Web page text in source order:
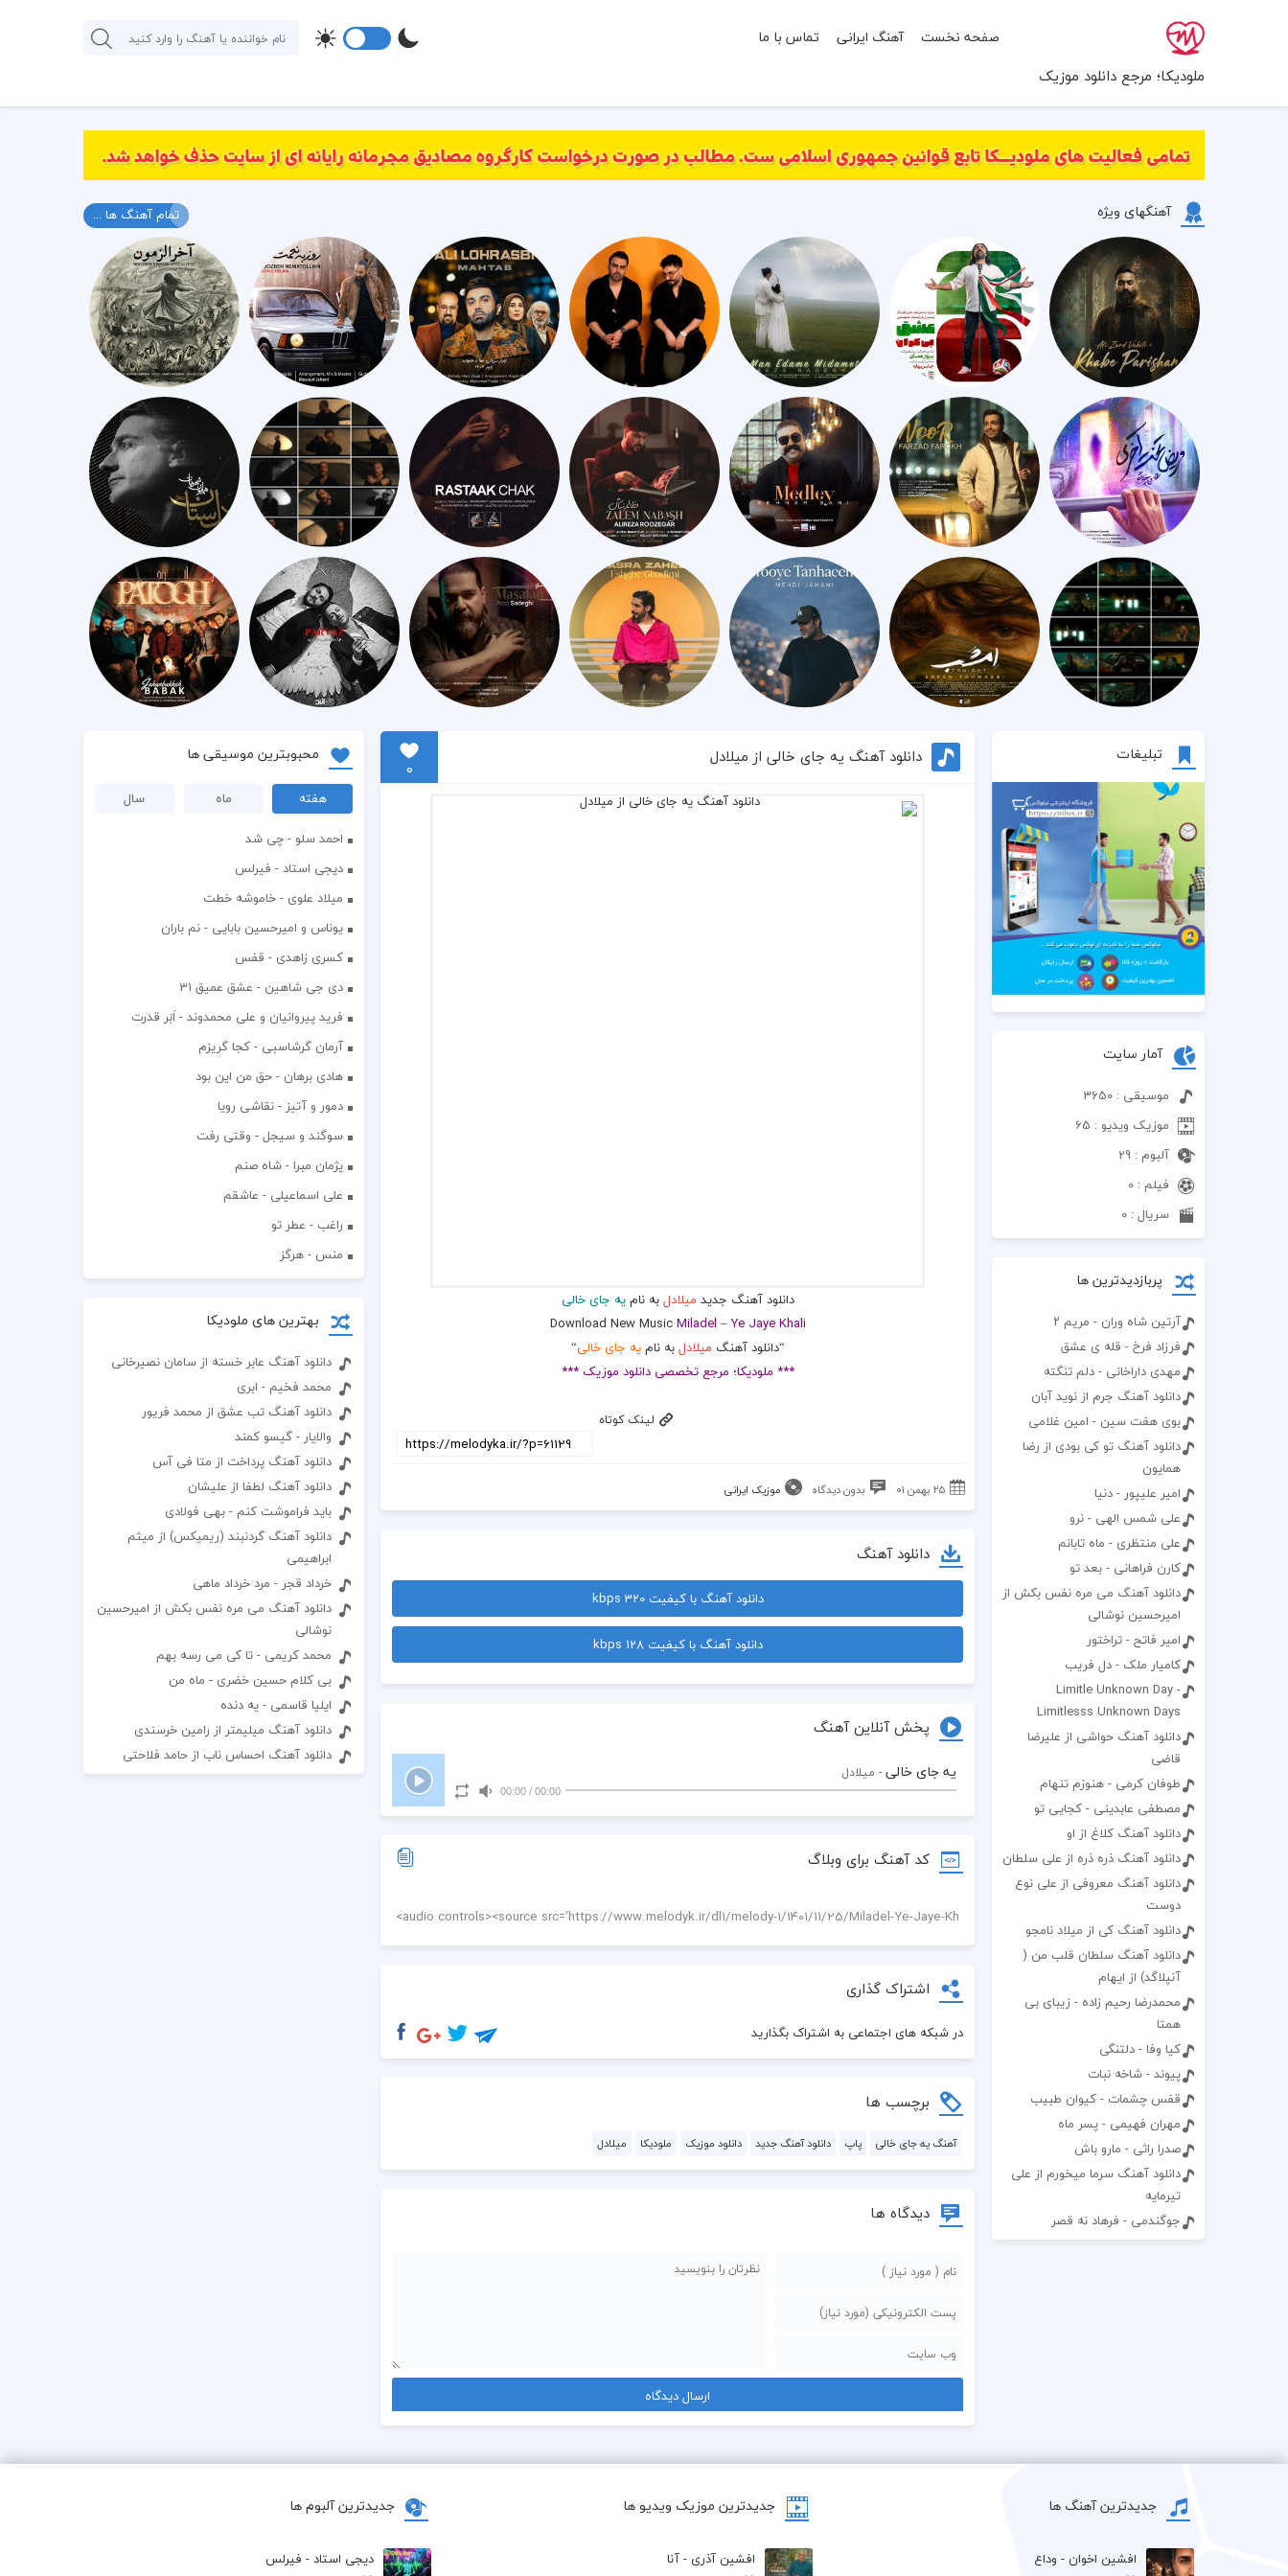
ملودیکا؛ مرجع دانلود موزیک
صفحه نخست آهنگ ایرانی تماس با ما
آهنگهای ویژه تمام آهنگ ها ...
تبلیغات
آمار سایت
موسیقی : 3650
موزیک ویدیو : 65
آلبوم : 29
فیلم : 0
سریال : 0
پربازدیدترین ها
آرتين شاه وران - مريم ۲
فرزاد فرخ - قله ی عشق
مهدی داراخانی - دلم تنگته
دانلود آهنگ جرم از نوید آبان
بوی هفت سین - امین غلامی
دانلود آهنگ تو کی بودی از رضا
همایون
امیر علیپور - دنیا
علی شمس الهی - نرو
علی منتظری - ماه تابانم
کارن فراهانی - بعد تو
دانلود آهنگ می مره نفس بکش از
امیرحسین نوشالی
امیر فاتح - تراختور
کامیار ملک - دل فریب
Limitle Unknown Day -
Limitlesss Unknown Days
دانلود آهنگ حواشی از علیرضا
قاضی
طوفان کرمی - هنوزم تنهام
مصطفی عابدینی - کجایی تو
دانلود آهنگ کلاغ از او
دانلود آهنگ ذره ذره از علی سلطان
دانلود آهنگ معروفی از علی نوع
دوست
دانلود آهنگ کی از میلاد نامجو
دانلود آهنگ سلطان قلب من (
آنپلاگد) از ایهام
محمدرضا رحیم زاده - زیبای بی
همتا
کیا وفا - دلتنگی
پیوند - شاخه نبات
قفس چشمات - کیوان طبیب
مهران فهیمی - پسر ماه
صدرا راثی - مارو باش
دانلود آهنگ سرما میخورم از علی
تیرمایه
جوگندمی - فرهاد نه قصر
دانلود آهنگ یه جای خالی از میلادل
0
دانلود آهنگ جدید میلادلبه نامیه جای خالی
Download New MusicMiladel –Ye Jaye Khali
“دانلود آهنگ میلادلبه نامیه جای خالی“
*** ملودیکا؛ مرجع تخصصی دانلود موزیک ***
لینک کوتاه
۲۵ بهمن ۰۱ بدون دیدگاه موزیک ایرانی
دانلود آهنگ
دانلود آهنگ با کیفیت 320 kbps
دانلود آهنگ با کیفیت 128 kbps
پخش آنلاین آهنگ
یه جای خالی - میلادل
00:00
/
00:00
کد آهنگ برای وبلاگ
اشتراک گذاری
در شبکه های اجتماعی به اشتراک بگذارید
برچسب ها
آهنگ یه جای خالی پاپ دانلود آهنگ جدید دانلود موزیک ملودیکا میلادل
دیدگاه ها
محبوبترین موسیقی ها
هفته ماه
سال
احمد سلو - چی شد
دیجی استاد - فیرلس
میلاد علوی - خاموشه خطت
یوناس و امیرحسین بابایی - نم باران
کسری زاهدی - قفس
دی جی شاهین - عشق عمیق 31
فرید پیروانیان و علی محمدوند - اَبَر قدرت
آرمان گرشاسبی - کجا گریزم
هادی برهان - حق من این بود
دمور و آتیز - نقاشی رویا
سوگند و سیجل - وقتی رفت
پژمان مبرا - شاه صنم
علی اسماعیلی - عاشقم
راغب - عطر تو
منس - هرگز
بهترین های ملودیکا
دانلود آهنگ عابر خسته از سامان نصیرخانی
محمد فخیم - ابری
دانلود آهنگ تب عشق از محمد فریور
والایار - گیسو کمند
دانلود آهنگ پرداخت از متا فی آس
دانلود آهنگ لطفا از علیشان
باید فراموشت کنم - بهی فولادی
دانلود آهنگ گردنبند (ریمیکس) از میثم
ابراهیمی
خرداد قجر - مرد خرداد ماهی
دانلود آهنگ می مره نفس بکش از امیرحسین
نوشالی
محمد کریمی - تا کی می رسه بهم
بی کلام حسین خضری - ماه من
ایلیا قاسمی - یه دنده
دانلود آهنگ میلیمتر از رامین خرسندی
دانلود آهنگ احساس ناب از حامد فلاحتی
جدیدترین آهنگ ها
افشين اخوان - وداع
جدیدترین موزیک ویدیو ها
افشین آذری - آنا
جدیدترین آلبوم ها
دیجی استاد - فیرلس